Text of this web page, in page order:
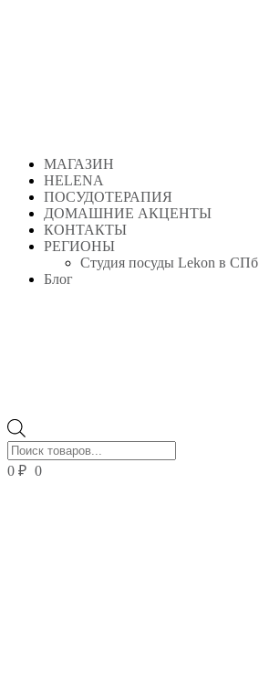
МАГАЗИН
HELENA
ПОСУДОТЕРАПИЯ
ДОМАШНИЕ АКЦЕНТЫ
КОНТАКТЫ
РЕГИОНЫ
Студия посуды Lekon в СПб
Блог
товаров
0 ₽ 0